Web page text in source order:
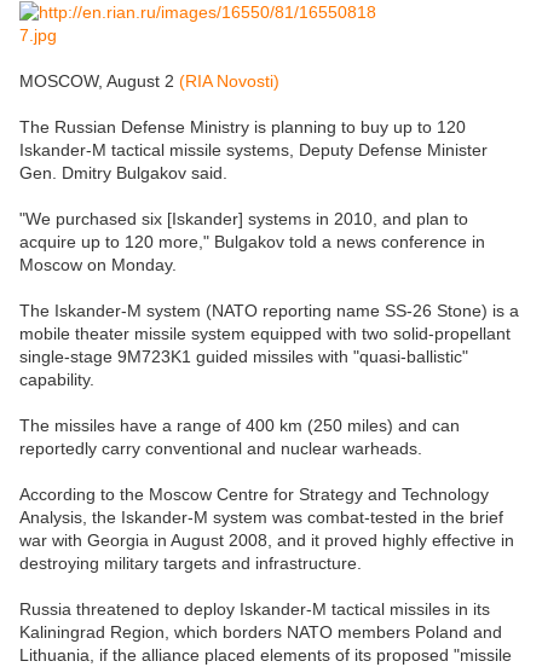
MOSCOW, August 2 (RIA Novosti)
The Russian Defense Ministry is planning to buy up to 120
Iskander-M tactical missile systems, Deputy Defense Minister
Gen. Dmitry Bulgakov said.
"We purchased six [Iskander] systems in 2010, and plan to
acquire up to 120 more," Bulgakov told a news conference in
Moscow on Monday.
The Iskander-M system (NATO reporting name SS-26 Stone) is a
mobile theater missile system equipped with two solid-propellant
single-stage 9M723K1 guided missiles with "quasi-ballistic"
capability.
The missiles have a range of 400 km (250 miles) and can
reportedly carry conventional and nuclear warheads.
According to the Moscow Centre for Strategy and Technology
Analysis, the Iskander-M system was combat-tested in the brief
war with Georgia in August 2008, and it proved highly effective in
destroying military targets and infrastructure.
Russia threatened to deploy Iskander-M tactical missiles in its
Kaliningrad Region, which borders NATO members Poland and
Lithuania, if the alliance placed elements of its proposed "missile